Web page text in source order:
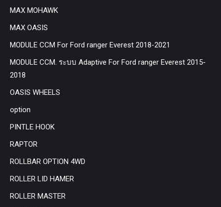
MAX MOHAWK
MAX OASIS
MODULE CCM For Ford ranger Everest 2018-2021
MODULE CCM. ระบบ Adaptive For Ford ranger Everest 2015-
2018
OASIS WHEELS
option
PINTLE HOOK
RAPTOR
ROLLBAR OPTION 4WD
ROLLER LID HAMER
ROLLER MASTER